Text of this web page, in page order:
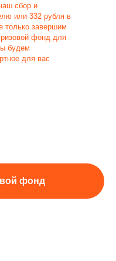
сбор и
или 332 рубля в
только завершим
фонд для
будем
для вас
фонд